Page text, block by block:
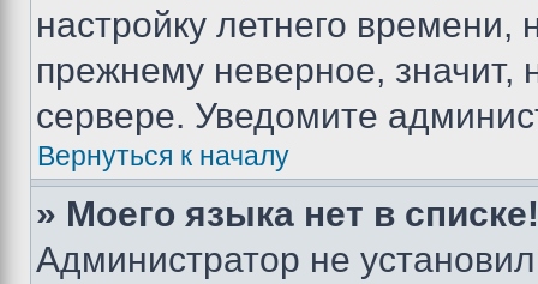
настройку летнего
прежнему неверное, значит,
сервере. Уведомите
Вернуться к началу
» Моего языка нет в списке!
Администратор не